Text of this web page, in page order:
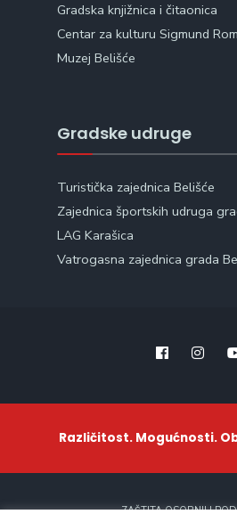
Gradska knjižnica i čitaonica
Centar za kulturu Sigmund
Muzej Belišće
Gradske udruge
Turistička zajednica Belišće
Zajednica športskih udruga
LAG Karašica
Vatrogasna zajednica grada
Različitost. Mogućnosti.
ZAŠTITA OSOBNIH